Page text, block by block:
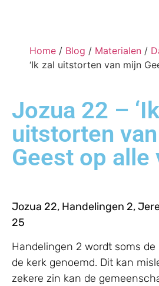
Home / Blog / Materialen /
‘Ik zal uitstorten van mijn
Jozua 22 –
uitstorten
Geest op alle
Jozua 22, Handelingen 2,
25
Handelingen 2 wordt soms
de kerk genoemd. Dit kan
zekere zin kan de